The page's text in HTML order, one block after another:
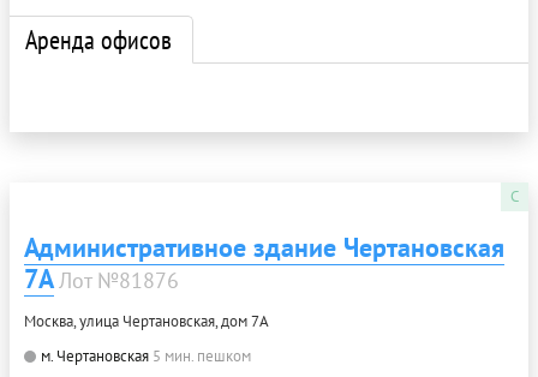
Аренда офисов
C
Административное здание Чертановская
7АЛот №81876
Москва, улица Чертановская, дом 7А
м. Чертановская 5 мин. пешком